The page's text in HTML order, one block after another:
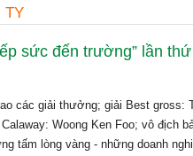
TY
sức đến trường” lần
các giải thưởng; giải Best gross:
Woong Ken Foo; vô địch
tấm lòng vàng - những doanh